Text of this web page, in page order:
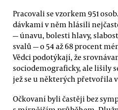
Pracovali se vzorkem 951
dávkami v něm hlásili
— únavu, bolesti hlavy,
svalů — o 54 až 68 procent
Vědci podotýkají, že
sociodemograficky, ale lišily
jež se u některých přetvořila
Očkovaní byli častěji bez